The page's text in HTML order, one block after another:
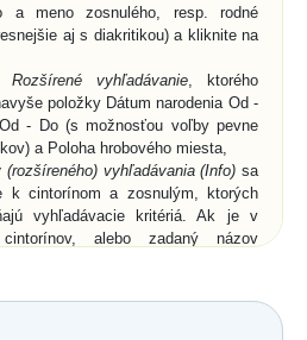
a meno zosnulého, resp. rodné
aj s diakritikou) a kliknite na
Rozšírené vyhľadávanie , ktorého
položky Dátum narodenia Od -
- Do (s možnosťou voľby pevne
a Poloha hrobového miesta,
(rozšíreného) vyhľadávania (Info) sa
k cintorínom a zosnulým, ktorých
vyhľadávacie kritériá. Ak je v
alebo zadaný názov
rodné priezvisko) vo všetkých